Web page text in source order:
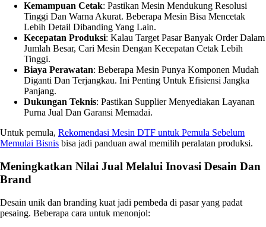
Kemampuan Cetak: Pastikan Mesin Mendukung Resolusi
Tinggi Dan Warna Akurat. Beberapa Mesin Bisa Mencetak
Lebih Detail Dibanding Yang Lain.
Kecepatan Produksi: Kalau Target Pasar Banyak Order Dalam
Jumlah Besar, Cari Mesin Dengan Kecepatan Cetak Lebih
Tinggi.
Biaya Perawatan: Beberapa Mesin Punya Komponen Mudah
Diganti Dan Terjangkau. Ini Penting Untuk Efisiensi Jangka
Panjang.
Dukungan Teknis: Pastikan Supplier Menyediakan Layanan
Purna Jual Dan Garansi Memadai.
Untuk pemula, Rekomendasi Mesin DTF untuk Pemula Sebelum
Memulai Bisnis bisa jadi panduan awal memilih peralatan produksi.
Meningkatkan Nilai Jual Melalui Inovasi Desain Dan
Brand
Desain unik dan branding kuat jadi pembeda di pasar yang padat
pesaing. Beberapa cara untuk menonjol: